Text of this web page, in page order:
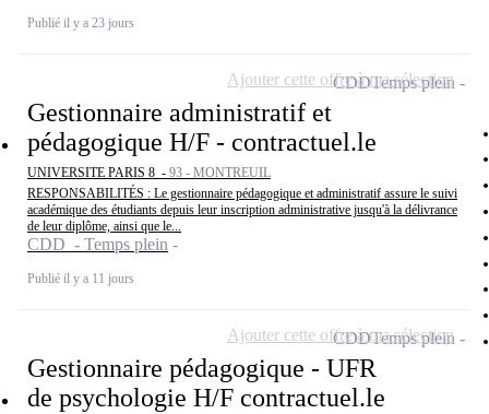
Publié il y a 23 jours
Gestionnaire administratif et
pédagogique H/F - contractuel.le
UNIVERSITE PARIS 8 - 93 - MONTREUIL
RESPONSABILITÉS : Le gestionnaire pédagogique et administratif assure le suivi
académique des étudiants depuis leur inscription administrative jusqu'à la délivrance
de leur diplôme, ainsi que le...
CDD - Temps plein
Publié il y a 11 jours
CDDTemps plein
Ajouter cette offre à ma sélection
Gestionnaire pédagogique - UFR
de psychologie H/F contractuel.le
CDDTemps plein
Ajouter cette offre à ma sélection